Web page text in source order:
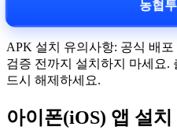
농협
APK 설치 유의사항: 공식 배포
검증 전까지 설치하지 마세요.
드시 해제하세요.
아이폰(iOS) 앱 설치